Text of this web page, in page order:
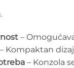
–
– Kompaktan
– Konzola